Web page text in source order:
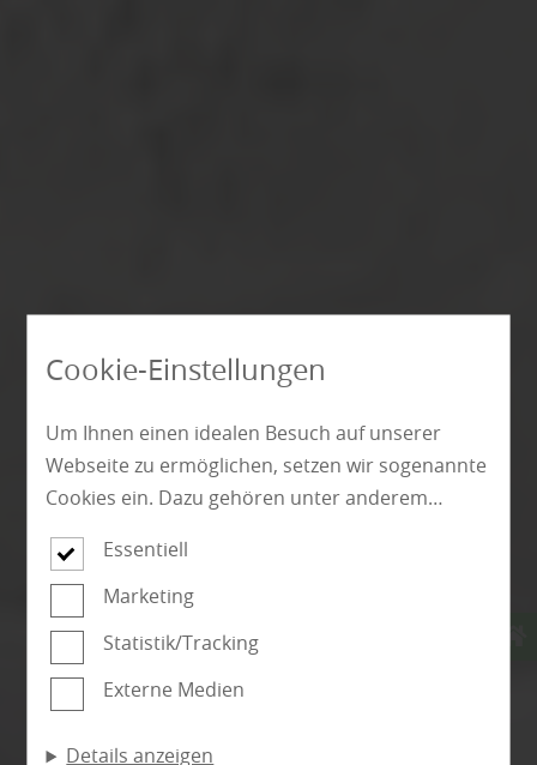
Cookie-Einstellungen
Um Ihnen einen idealen Besuch auf unserer
Webseite zu ermöglichen, setzen wir sogenannte
Cookies ein. Dazu gehören unter anderem
Cookies, die für die Steuerung und den
reibungslosen Betrieb unserer kommerziellen
Unternehmensseite notwendig sind. Zusätzlich
verwenden wir Cookies zur anonymen Erhebung
von Statistiken sowie solche, die zur Ausspielung
und Anzeige personalisierter Inhalte auch nach
werden können. Durch unsere Cookie-
Essentiell
Marketing
Statistik/Tracking
Externe Medien
Details anzeigen